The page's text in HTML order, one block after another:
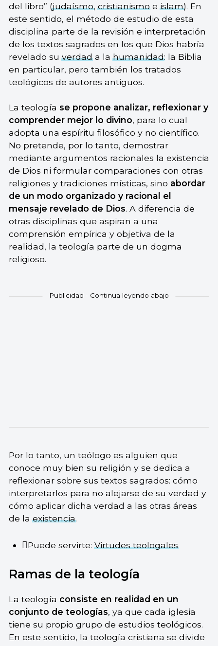
del libro” (judaísmo,cristianismoeislam). En
este sentido, el método de estudio de esta
disciplina parte de la revisión e interpretación
de los textos sagrados en los que Dios habría
revelado suverdada lahumanidad: la Biblia
en particular, pero también los tratados
teológicos de autores antiguos.
La teología se propone analizar, reflexionar y
comprender mejor lo divino, para lo cual
adopta una espíritu filosófico y no científico.
No pretende, por lo tanto, demostrar
mediante argumentos racionales la existencia
de Dios ni formular comparaciones con otras
religiones y tradiciones místicas, sino abordar
de un modo organizado y racional el
mensaje revelado de Dios. A diferencia de
otras disciplinas que aspiran a una
comprensión empírica y objetiva de la
realidad, la teología parte de un dogma
religioso.
Por lo tanto, un teólogo es alguien que
conoce muy bien su religión y se dedica a
reflexionar sobre sus textos sagrados: cómo
interpretarlos para no alejarse de su verdad y
cómo aplicar dicha verdad a las otras áreas
de laexistencia.
Puede servirte:Virtudes teologales
Ramas de la teología
La teología consiste en realidad en un
conjunto de teologías, ya que cada iglesia
tiene su propio grupo de estudios teológicos.
En este sentido, la teología cristiana se divide